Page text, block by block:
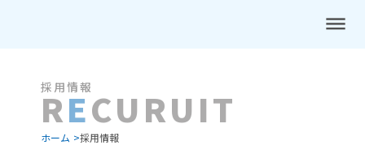
dehaze
採用情報
RECURUIT
ホーム >採用情報